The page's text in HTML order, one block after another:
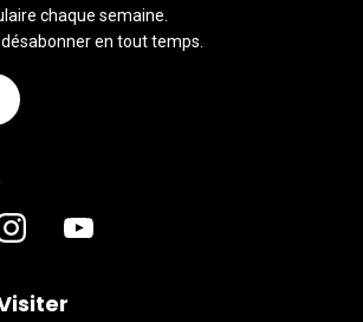
chaque semaine.
en tout temps.